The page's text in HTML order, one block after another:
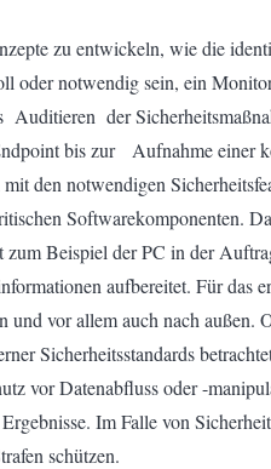
zu entwickeln, wie die
oder notwendig sein, ein
der
bis zur Aufnahme
den notwendigen
Softwarekomponenten.
Beispiel der PC in der
aufbereitet. Für
vor allem auch nach
Sicherheitsstandards
vor Datenabfluss oder -
Im Falle von
schützen.